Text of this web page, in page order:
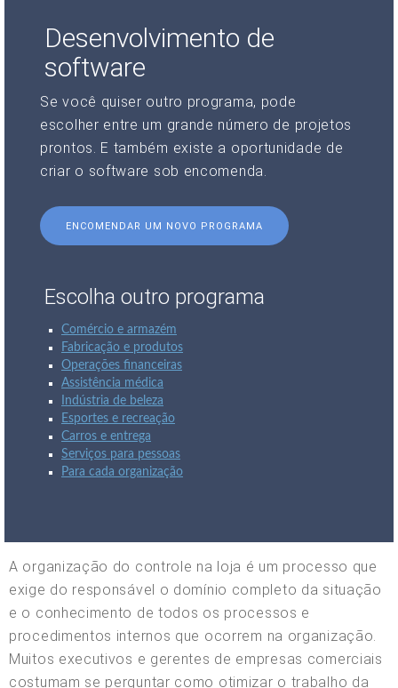
Desenvolvimento de
software
Se você quiser outro programa, pode
escolher entre um grande número de projetos
prontos. E também existe a oportunidade de
criar o software sob encomenda.
ENCOMENDAR UM NOVO PROGRAMA
Escolha outro programa
Comércio e armazém
Fabricação e produtos
Operações financeiras
Assistência médica
Indústria de beleza
Esportes e recreação
Carros e entrega
Serviços para pessoas
Para cada organização
A organização do controle na loja é um processo que
exige do responsável o domínio completo da situação
e o conhecimento de todos os processos e
procedimentos internos que ocorrem na organização.
Muitos executivos e gerentes de empresas comerciais
costumam se perguntar como otimizar o trabalho da